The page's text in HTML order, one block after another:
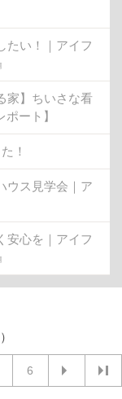
たい！｜アイフ
家】ちいさな看
ート】
！
ウス見学会｜ア
安心を｜アイフ
6